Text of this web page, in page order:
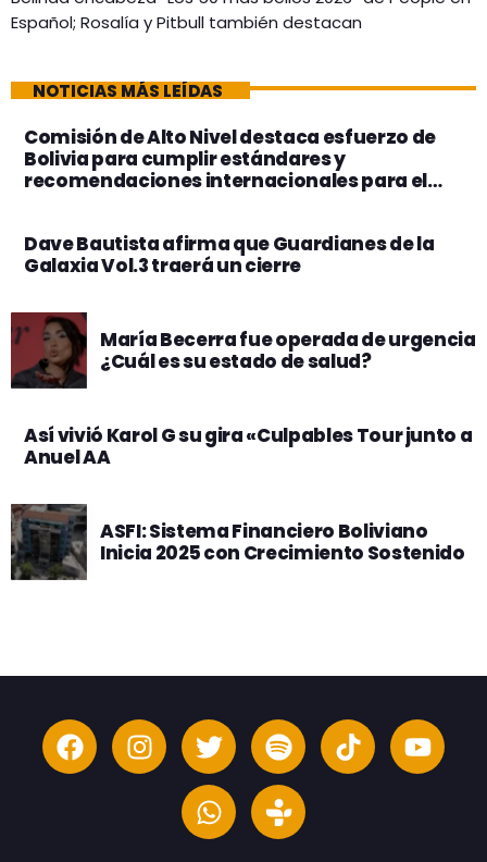
Español; Rosalía y Pitbull también destacan
NOTICIAS MÁS LEÍDAS
Comisión de Alto Nivel destaca esfuerzo de
Bolivia para cumplir estándares y
recomendaciones internacionales para el
Dave Bautista afirma que Guardianes de la
Galaxia Vol.3 traerá un cierre
María Becerra fue operada de urgencia
¿Cuál es su estado de salud?
Así vivió Karol G su gira «Culpables Tour junto a
Anuel AA
ASFI: Sistema Financiero Boliviano
Inicia 2025 con Crecimiento Sostenido